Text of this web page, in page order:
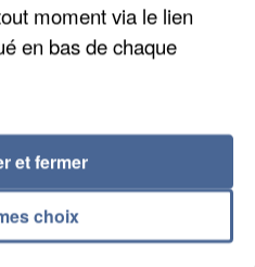
SUPPOSÉS DE LA DZ
moment via le lien
en bas de chaque
choix
et fermer